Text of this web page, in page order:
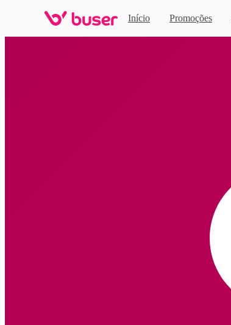
Início Promoções
Home